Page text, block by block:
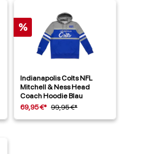
%
Indianapolis Colts NFL
Mitchell & Ness Head
Coach Hoodie Blau
69,95 €* 99,95 €*